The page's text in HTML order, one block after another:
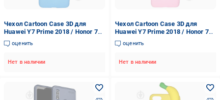
Чехол Cartoon Case 3D для
Huawei Y7 Prime 2018 / Honor 7C
Арбуз (arbc7206)
оценить
Нет в наличии
Чехол Cartoon Case 3D для
Huawei Y7 Prime 2018 / Honor 7C
Фламинго (arbc7210)
оценить
Нет в наличии